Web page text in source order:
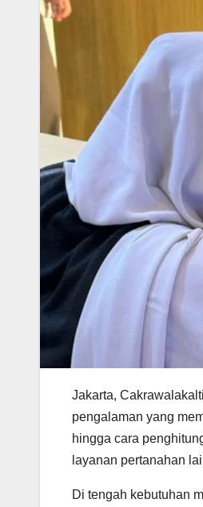
Jakarta,
pengalaman yang
hingga cara
layanan pertanahan
Di tengah kebutuhan